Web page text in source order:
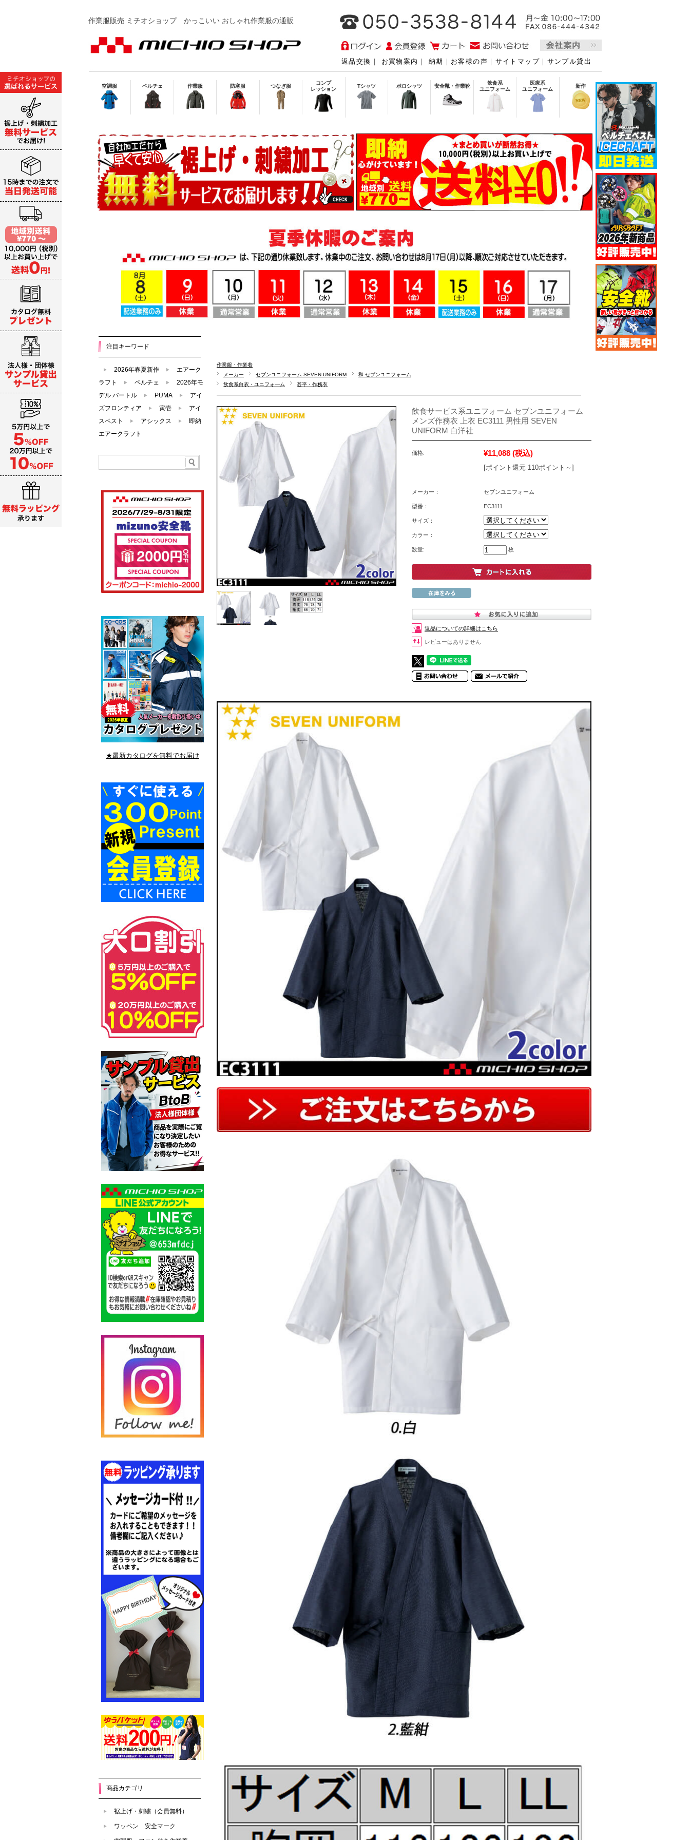
作業服販売 ミチオショップかっこいい おしゃれ作業服の通販
返品交換 ｜ お買物案内 ｜ 納期 ｜ お客様の声 ｜ サイトマップ ｜ サンプル貸出
空調服 ペルチェ 作業服 防寒服 つなぎ服
コンプ
レッション
Tシャツ ポロシャツ 安全靴・作業靴
飲食系
ユニフォーム
医療系
ユニフォーム
新作
作業服・作業着
メーカー
セブンユニフォーム SEVEN UNIFORM
和 セブンユニフォーム
飲食系白衣・ユニフォ―ム
甚平・作務衣
飲食サービス系ユニフォーム セブンユニフォーム
メンズ作務衣 上衣 EC3111 男性用 SEVEN
UNIFORM 白洋社
価格: ¥11,088 (税込)
[ポイント還元 110ポイント～]
メーカー： セブンユニフォーム
型番： EC3111
サイズ：
カラー：
数量: 枚
返品についての詳細はこちら
レビューはありません
注目キーワード
2026年春夏新作
エアーク
ラフト
ペルチェ
2026年モ
デル バートル
PUMA
アイ
ズフロンティア
寅壱
アイ
スベスト
アシックス
即納
エアークラフト
★最新カタログを無料でお届け
商品カテゴリ
裾上げ・刺繍（会員無料）
ワッペン 安全マーク